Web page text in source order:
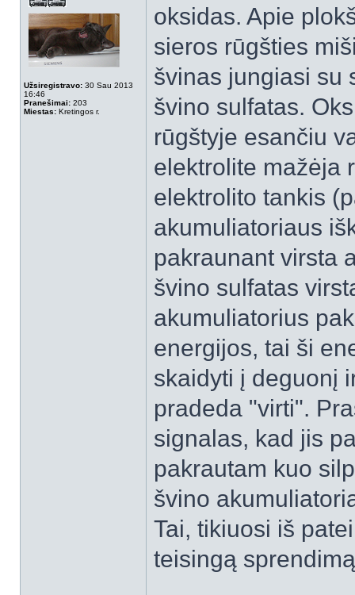
Užsiregistravo: 30 Sau 2013
16:46
Pranešimai: 203
Miestas: Kretingos r.
oksidas. Apie
sieros rūgšties
švinas jungiasi su
švino sulfatas.
rūgštyje esančiu
elektrolite mažėja
elektrolito tankis
akumuliatoriaus
pakraunant virsta
švino sulfatas
akumuliatorius
energijos, tai ši
skaidyti į deguonį
pradeda "virti".
signalas, kad jis
pakrautam kuo
švino
Tai, tikiuosi iš
teisingą